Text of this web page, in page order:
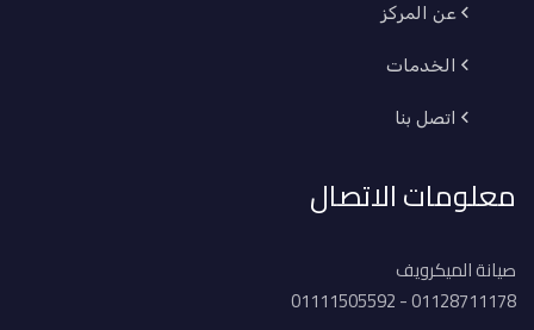
عن المركز
الخدمات
اتصل بنا
معلومات الاتصال
صيانة الميكرويف
01128711178 - 01111505592